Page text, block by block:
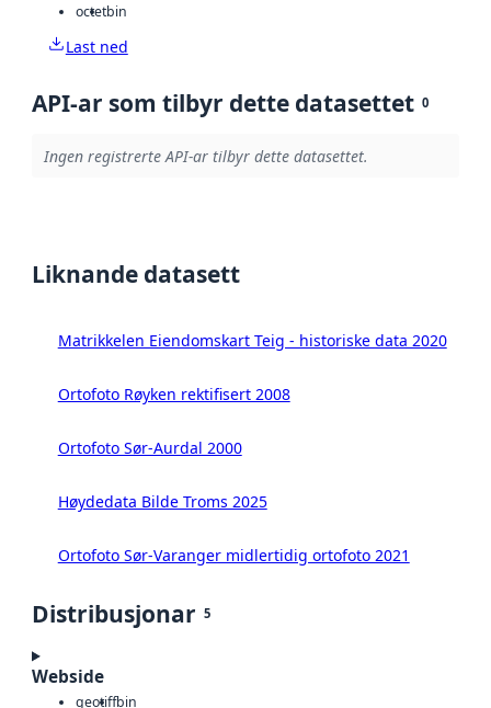
octetbin
Last ned
API-ar som tilbyr dette datasettet 0
Ingen registrerte API-ar tilbyr dette datasettet.
Liknande datasett
Matrikkelen Eiendomskart Teig - historiske data 2020
Ortofoto Røyken rektifisert 2008
Ortofoto Sør-Aurdal 2000
Høydedata Bilde Troms 2025
Ortofoto Sør-Varanger midlertidig ortofoto 2021
Distribusjonar 5
Webside
geotiffbin